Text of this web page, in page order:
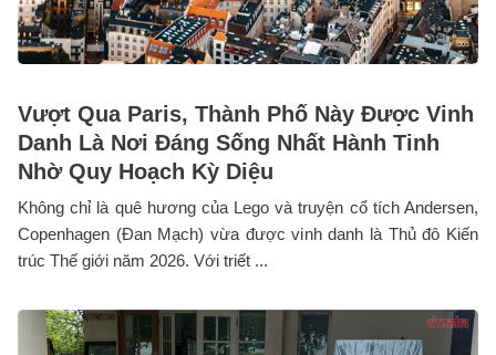
Vượt Qua Paris, Thành Phố Này Được Vinh
Danh Là Nơi Đáng Sống Nhất Hành Tinh
Nhờ Quy Hoạch Kỳ Diệu
Không chỉ là quê hương của Lego và truyện cổ tích Andersen,
Copenhagen (Đan Mạch) vừa được vinh danh là Thủ đô Kiến
trúc Thế giới năm 2026. Với triết ...